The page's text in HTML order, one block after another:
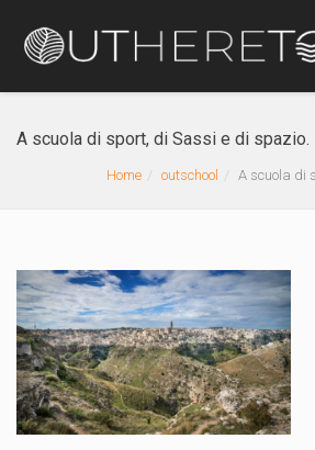
A scuola di sport, di Sassi e di spazio.
Home outschool A scuola di